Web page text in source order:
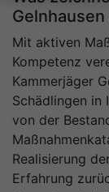
Gelnhausen
Mit aktiven
Kompetenz
Kammerjäger
Schädlingen in
von der
Realisierung
Erfahrung